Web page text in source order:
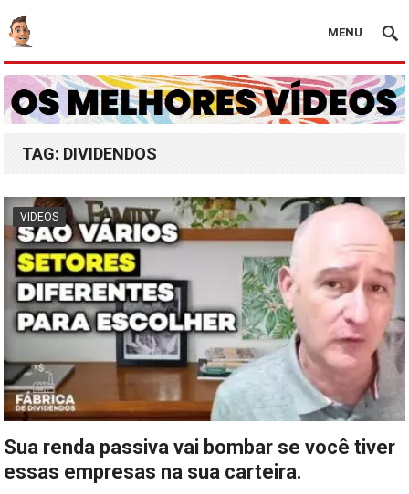
MENU
TAG: DIVIDENDOS
VIDEOS
Sua renda passiva vai bombar se você tiver
essas empresas na sua carteira.